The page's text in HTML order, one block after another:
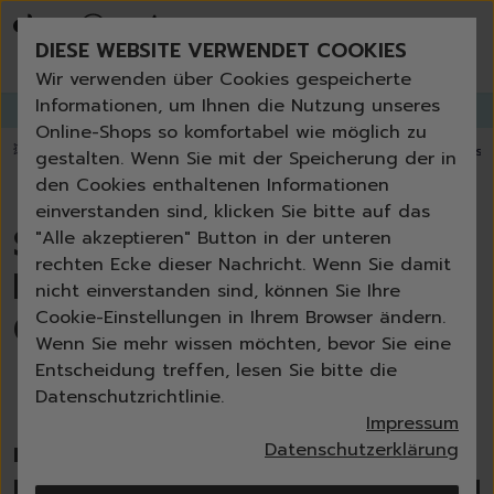
Bestseller
Angebote der Woche
Neu
Essentials für dein Zuhause
Universal & Ökoprodukte
Spring by Jenna
Sets
Reiniger
Küche
Bad | WC
Fenster | Glas | Spiegel
Möbelreiniger
Bodenreiniger
Wischmopps | Besen |
Außenreiniger
Bürsten
Zubehör
Nature All - Öko Reinigung
Erneut bestellen
GANGLETTERabonnieren undbis zu 30%Rabatt erhalten!
💥 Fugenbürste gratis ab 60 € Bestellwert⭐️ 4,8 TrustPilot score📦
Sweet & Wild – mehr
Inhalt. Mehr Duft. Mehr
Charakter.
Floral-orientalisch, mit rotem Pfeffer,
Hibiskus, Lilie, karamellisierter Pflaume und
DIESE WEBSITE VERWENDET COOKIES
Wir verwenden über Cookies gespeicherte
Informationen, um Ihnen die Nutzung unseres
Online-Shops so komfortabel wie möglich zu
gestalten. Wenn Sie mit der Speicherung der in
den Cookies enthaltenen Informationen
einverstanden sind, klicken Sie bitte auf das
"Alle akzeptieren" Button in der unteren
rechten Ecke dieser Nachricht. Wenn Sie damit
nicht einverstanden sind, können Sie Ihre
Cookie-Einstellungen in Ihrem Browser ändern.
Wenn Sie mehr wissen möchten, bevor Sie eine
Entscheidung treffen, lesen Sie bitte die
Datenschutzrichtlinie.
Impressum
Datenschutzerklärung